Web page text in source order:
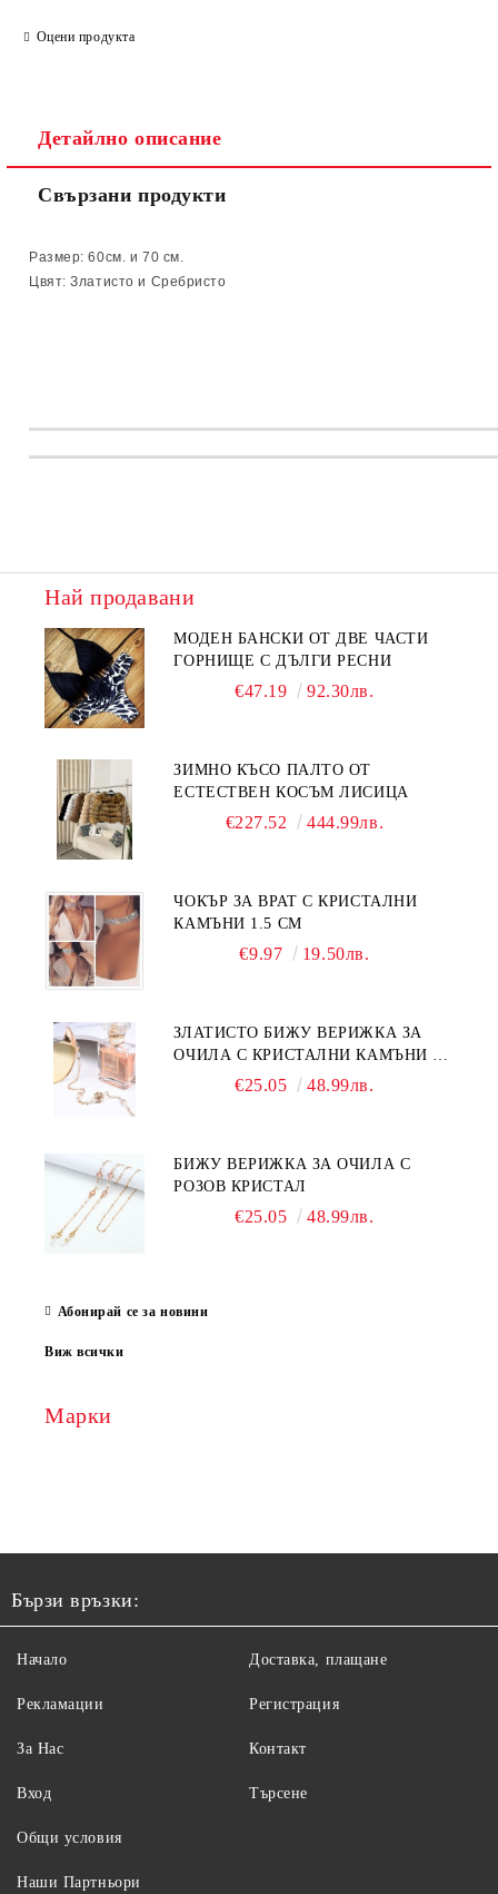
Оцени продукта
Детайлно описание
Свързани продукти
Размер: 60см. и 70 см.
Цвят: Златисто и Сребристо
Най продавани
МОДЕН БАНСКИ ОТ ДВЕ ЧАСТИ
ГОРНИЩЕ С ДЪЛГИ РЕСНИ
€47.19 92.30лв.
ЗИМНО КЪСО ПАЛТО ОТ
ЕСТЕСТВЕН КОСЪМ ЛИСИЦА
€227.52 444.99лв.
ЧОКЪР ЗА ВРАТ С КРИСТАЛНИ
КАМЪНИ 1.5 СМ
€9.97 19.50лв.
ЗЛАТИСТО БИЖУ ВЕРИЖКА ЗА
ОЧИЛА С КРИСТАЛНИ КАМЪНИ И
€25.05 48.99лв.
БИЖУ ВЕРИЖКА ЗА ОЧИЛА С
РОЗОВ КРИСТАЛ
€25.05 48.99лв.
Абонирай се за новини
Виж всички
Марки
Бързи връзки:
Начало
Рекламации
За Нас
Вход
Доставка, плащане
Регистрация
Контакт
Търсене
Общи условия
Наши Партньори